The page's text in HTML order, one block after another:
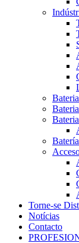
Torne-se
Notícias
Contacto